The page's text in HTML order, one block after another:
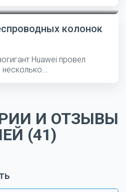
колонок
Huawei провел
несколько...
И ОТЗЫВЫ
(41)